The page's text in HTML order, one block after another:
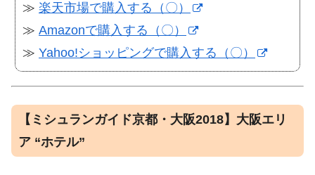
≫ 楽天市場で購入する（〇）
≫ Amazonで購入する（〇）
≫ Yahoo!ショッピングで購入する（〇）
【ミシュランガイド京都・大阪2018】大阪エリ
ア “ホテル”